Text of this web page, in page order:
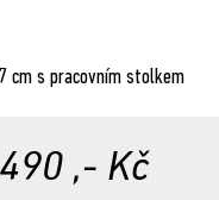
cm s pracovním stolkem
,- Kč